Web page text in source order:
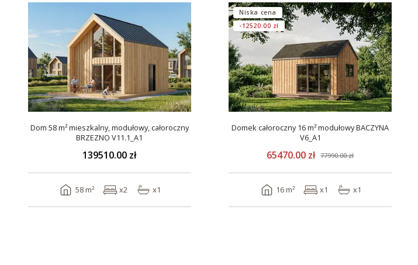
Dom 58 m² mieszkalny, modułowy, całoroczny
BRZEZNO V11.1_A1
139510.00 zł
58 m² x2 x1
Niska cena
-12520.00 zł
Domek całoroczny 16 m² modułowy BACZYNA
V6_A1
65470.00 zł 77990.00 zł
16 m² x1 x1